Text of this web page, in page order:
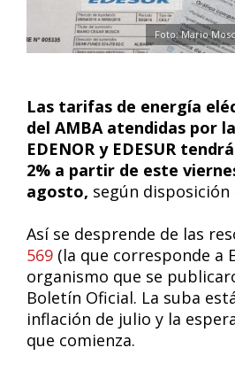
Foto: Mario
Las tarifas de energía
del AMBA atendidas por
EDENOR y EDESUR
2% a partir de este
agosto, según disposición
Así se desprende de las
569 (la que corresponde a
organismo que se
Boletín Oficial. La suba
inflación de julio y la
que comienza.